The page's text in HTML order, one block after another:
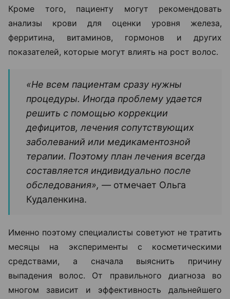
Кроме того, пациенту могут рекомендовать
анализы крови для оценки уровня железа,
ферритина, витаминов, гормонов и других
показателей, которые могут влиять на рост волос.
«Не всем пациентам сразу нужны
процедуры. Иногда проблему удается
решить с помощью коррекции
дефицитов, лечения сопутствующих
заболеваний или медикаментозной
терапии. Поэтому план лечения всегда
составляется индивидуально после
обследования», — отмечает Ольга
Кудаленкина.
Именно поэтому специалисты советуют не тратить
месяцы на эксперименты с косметическими
средствами, а сначала выяснить причину
выпадения волос. От правильного диагноза во
многом зависит и эффективность дальнейшего